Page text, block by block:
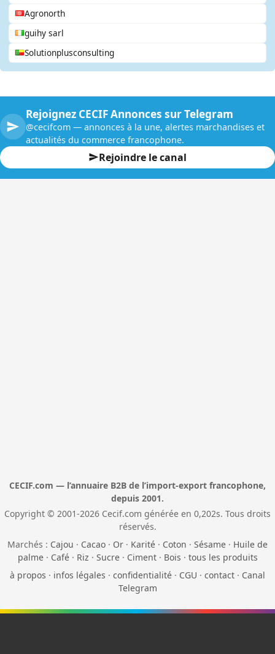
Agronorth
guihy sarl
Solutionplusconsulting
Rejoignez CECIF Annonces sur Telegram
@cecifcom — annonces à la une, alertes marchandises et
actualités du commerce francophone.
Rejoindre le canal
CECIF.com — l’annuaire B2B de l’import-export francophone,
depuis 2001.
Copyright © 2001-2026 Cecif.com générée en 0,202s. Tous droits
réservés.
Marchés : Cajou · Cacao · Or · Karité · Coton · Sésame · Huile de
palme· Café· Riz · Sucre· Ciment· Bois · tous les produits
à propos · infos légales · confidentialité · CGU · contact · Canal
Telegram